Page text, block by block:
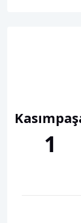
1